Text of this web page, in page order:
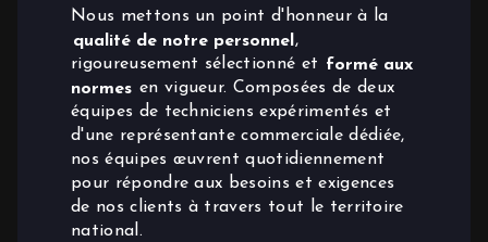
Nous mettons un point d'honneur à la
qualité de notre personnel ,
rigoureusement sélectionné et formé aux
normes en vigueur. Composées de deux
équipes de techniciens expérimentés et
d'une représentante commerciale dédiée,
nos équipes œuvrent quotidiennement
pour répondre aux besoins et exigences
de nos clients à travers tout le territoire
national.